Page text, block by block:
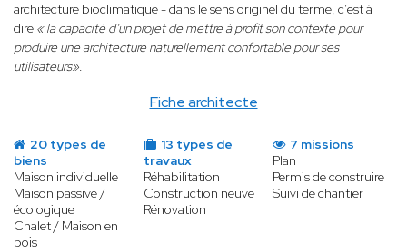
Fiche architecte
architecture bioclimatique - dans le sens originel du terme, c’est à
dire « la capacité d’un projet de mettre à profit son contexte pour
produire une architecture naturellement confortable pour ses
utilisateurs».
20 types de
biens
Maison individuelle
Maison passive /
écologique
Chalet / Maison en
bois
13 types de
travaux
Réhabilitation
Construction neuve
Rénovation
7 missions
Plan
Permis de construire
Suivi de chantier